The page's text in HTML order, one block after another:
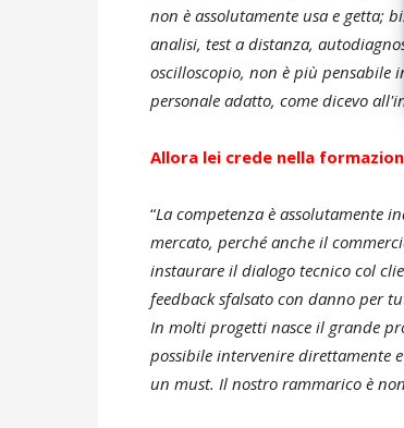
non è assolutamente usa e getta;
analisi, test a distanza,
oscilloscopio, non è più pensabile
personale adatto, come dicevo
Allora lei crede nella
“La competenza è assolutamente
mercato, perché anche il
instaurare il dialogo tecnico col
feedback sfalsato con danno per
In molti progetti nasce il grande
possibile intervenire direttamente
un must. Il nostro rammarico è